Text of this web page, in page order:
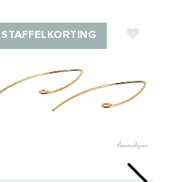
STAFFELKORTING